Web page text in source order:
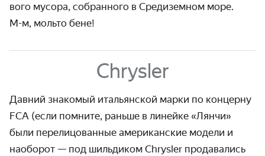
вого мусора, собранного в Среди­земном море.
М-м, мольто бене!
Chrysler
Давний знакомый итальянской марки по концерну
FCA (если помните, раньше в линейке «Лянчи»
были пере­лицо­ванные американские модели и
наоборот — под шильдиком Chrysler прода­вались